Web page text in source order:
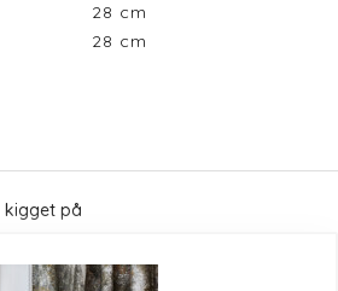
28 cm
28 cm
kigget på